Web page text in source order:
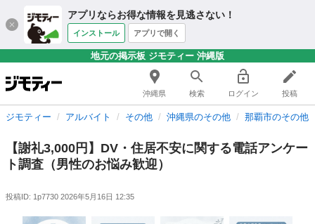
アプリならお得な情報を見逃さない！
インストール アプリで開く
地元の掲示板 ジモティー 沖縄版
沖縄県 検索 ログイン 投稿
ジモティー アルバイト その他 沖縄県のその他 那覇市のその他
【謝礼3,000円】DV・住居不安に関する電話アンケー
ト調査（男性のお悩み歓迎）
投稿ID: 1p7730 2026年5月16日 12:35